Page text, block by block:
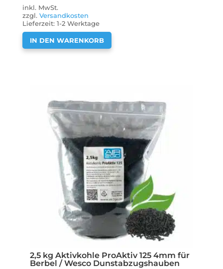
inkl. MwSt.
zzgl.Versandkosten
Lieferzeit:1-2 Werktage
IN DEN WARENKORB
2,5 kg Aktivkohle ProAktiv 125 4mm für
Berbel / Wesco Dunstabzugshauben